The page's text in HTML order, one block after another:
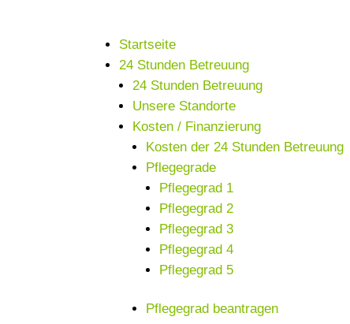
Startseite
24 Stunden Betreuung
24 Stunden Betreuung
Unsere Standorte
Kosten / Finanzierung
Kosten der 24 Stunden Betreuung
Pflegegrade
Pflegegrad 1
Pflegegrad 2
Pflegegrad 3
Pflegegrad 4
Pflegegrad 5
Pflegegrad beantragen